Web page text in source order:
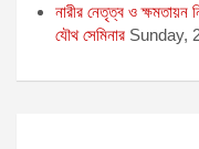
নারীর নেতৃত্ব ও
যৌথ সেমিনার Sunday,